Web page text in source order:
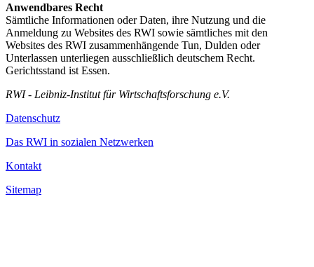
Anwendbares Recht
Sämtliche Informationen oder Daten, ihre Nutzung und die
Anmeldung zu Websites des RWI sowie sämtliches mit den
Websites des RWI zusammenhängende Tun, Dulden oder
Unterlassen unterliegen ausschließlich deutschem Recht.
Gerichtsstand ist Essen.
RWI - Leibniz-Institut für Wirtschaftsforschung e.V.
Datenschutz
Das RWI in sozialen Netzwerken
Kontakt
Sitemap